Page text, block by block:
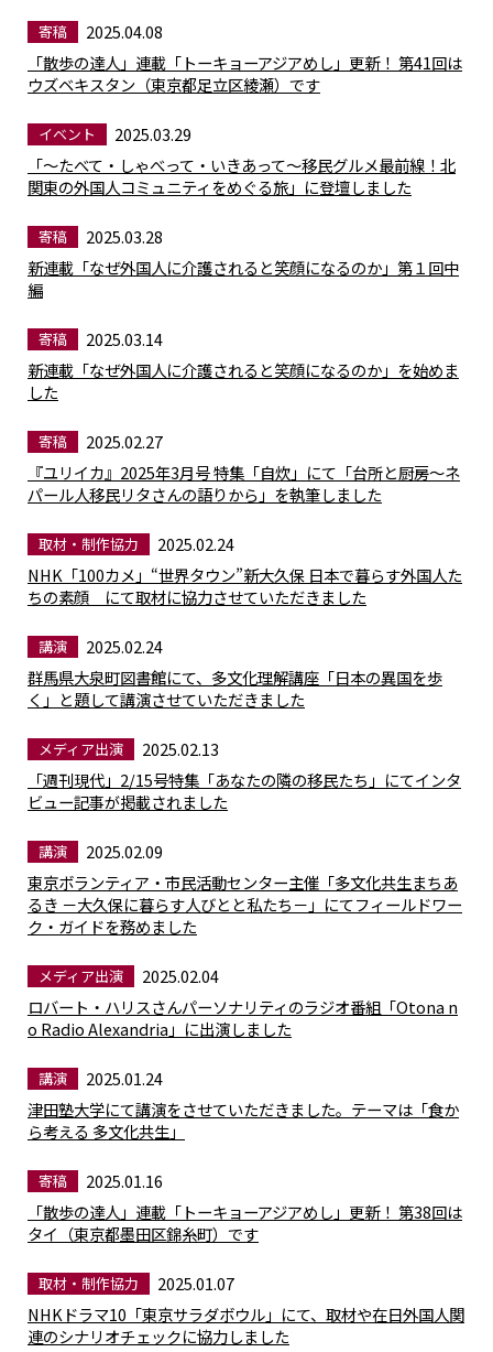
寄稿
2025.04.08
「散歩の達人」連載「トーキョーアジアめし」更新！ 第41回は
ウズベキスタン（東京都足立区綾瀬）です
イベント
2025.03.29
「〜たべて・しゃべって・いきあって〜移民グルメ最前線！北
関東の外国人コミュニティをめぐる旅」に登壇しました
寄稿
2025.03.28
新連載「なぜ外国人に介護されると笑顔になるのか」第１回中
編
寄稿
2025.03.14
新連載「なぜ外国人に介護されると笑顔になるのか」を始めま
した
寄稿
2025.02.27
『ユリイカ』2025年3月号 特集「自炊」にて「台所と厨房～ネ
パール人移民リタさんの語りから」を執筆しました
取材・制作協力
2025.02.24
NHK「100カメ」“世界タウン”新大久保 日本で暮らす外国人た
ちの素顔 にて取材に協力させていただきました
講演
2025.02.24
群馬県大泉町図書館にて、多文化理解講座「日本の異国を歩
く」と題して講演させていただきました
メディア出演
2025.02.13
「週刊現代」2/15号特集「あなたの隣の移民たち」にてインタ
ビュー記事が掲載されました
講演
2025.02.09
東京ボランティア・市民活動センター主催「多文化共生まちあ
るき －大久保に暮らす人びとと私たち－」にてフィールドワー
ク・ガイドを務めました
メディア出演
2025.02.04
ロバート・ハリスさんパーソナリティのラジオ番組「Otona n
o Radio Alexandria」に出演しました
講演
2025.01.24
津田塾大学にて講演をさせていただきました。テーマは「食か
ら考える 多文化共生」
寄稿
2025.01.16
「散歩の達人」連載「トーキョーアジアめし」更新！ 第38回は
タイ（東京都墨田区錦糸町）です
取材・制作協力
2025.01.07
NHKドラマ10「東京サラダボウル」にて、取材や在日外国人関
連のシナリオチェックに協力しました